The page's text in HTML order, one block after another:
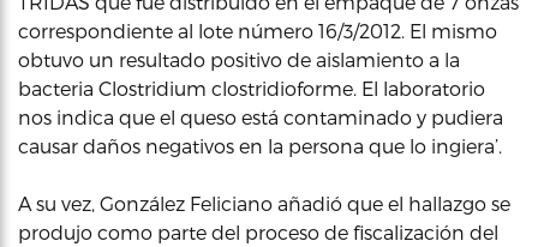
correspondiente al lote número 16/3/2012. El mismo
obtuvo un resultado positivo de aislamiento a la
bacteria Clostridium clostridioforme. El laboratorio
nos indica que el queso está contaminado y pudiera
causar daños negativos en la persona que lo ingiera’.
A su vez, González Feliciano añadió que el hallazgo se
produjo como parte del proceso de fiscalización del